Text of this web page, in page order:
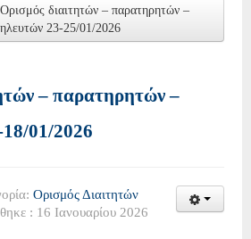
διαιτητών – παρατηρητών –
23-25/01/2026
– παρατηρητών –
01/2026
Ορισμός Διαιτητών
: 16 Ιανουαρίου 2026